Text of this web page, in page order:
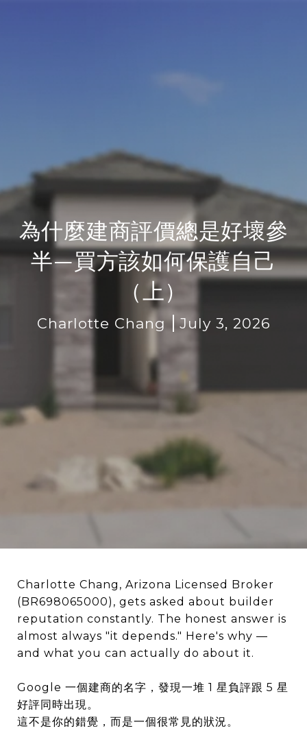
為什麼建商評價總是好壞參
半—買方該如何保護自己
（上）
Charlotte Chang July 3, 2026
Charlotte Chang, Arizona Licensed Broker
(BR698065000), gets asked about builder
reputation constantly. The honest answer is
almost always "it depends." Here's why —
and what you can actually do about it.
Google 一個建商的名字，發現一堆 1 星負評跟 5 星
好評同時出現。
這不是你的錯覺，而是一個很常見的狀況。